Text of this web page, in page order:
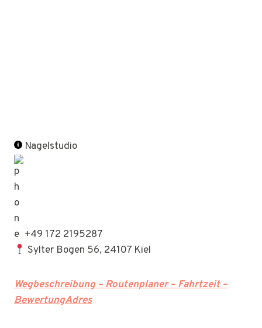
Nagelstudio
+49 172 2195287
Sylter Bogen 56, 24107 Kiel
Wegbeschreibung – Routenplaner – Fahrtzeit –
BewertungAdres